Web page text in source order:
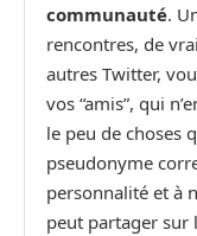
communauté.
rencontres, de
autres Twitter,
vos “amis”, qui
le peu de choses
pseudonyme
personnalité et à
peut partager sur